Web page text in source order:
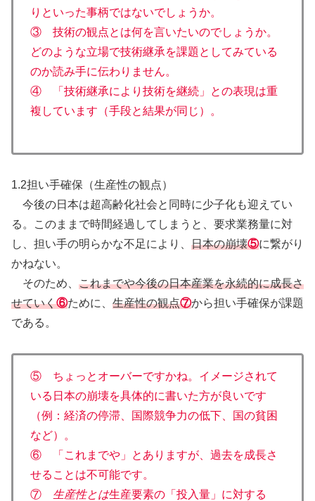
りといった事柄ではないでしょうか。
③ 技術の観点とは何を言いたいのでしょうか。
どのような立場で技術継承を課題としてみている
のか読み手に伝わりません。
④ 「技術継承により技術を継続」との表現は重
複しています（手段と結果が同じ）。
1.2担い手確保（生産性の観点）
今後の日本は超高齢化社会と同時に少子化も迎えてい
る。このままで時間経過してしまうと、要求業務量に対
し、担い手の明らかな不足により、 日本の崩壊⑤に繋がり
かねない。
そのため、 これまでや今後の日本産業を永続的に成長さ
せていく⑥ために、 生産性の観点⑦から担い手確保が課題
である。
⑤ ちょっとオーバーですかね。イメージされて
いる日本の崩壊を具体的に書いた方が良いです
（例：経済の停滞、国際競争力の低下、国の貧困
など）。
⑥ 「これまでや」とありますが、過去を成長さ
せることは不可能です。
⑦ 生産性とは生産要素の「投入量」に対する